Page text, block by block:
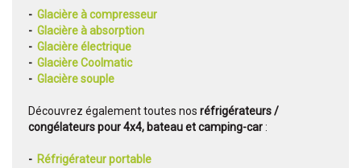
- Glacière à compresseur
- Glacière à absorption
- Glacière électrique
- Glacière Coolmatic
- Glacière souple
Découvrez également toutes nos réfrigérateurs /
congélateurs pour 4x4, bateau et camping-car:
- Réfrigérateur portable